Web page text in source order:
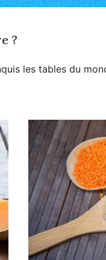
?
les tables du